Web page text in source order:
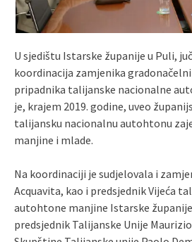
U sjedištu Istarske županije u Puli,
koordinacija zamjenika
pripadnika talijanske nacionalne
je, krajem 2019. godine, uveo
talijansku nacionalnu autohtonu
manjine i mlade.
Na koordinaciji je sudjelovala i
Acquavita, kao i predsjednik Vijeća
autohtone manjine Istarske
predsjednik Talijanske Unije